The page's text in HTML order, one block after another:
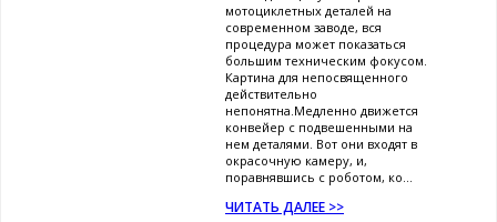
мотоциклетных деталей на
современном заводе, вся
процедура может показаться
большим техническим фокусом.
Картина для непосвященного
действительно
непонятна.Медленно движется
конвейер с подвешенными на
нем деталями. Вот они входят в
окрасочную камеру, и,
поравнявшись с роботом, ко...
ЧИТАТЬ ДАЛЕЕ >>